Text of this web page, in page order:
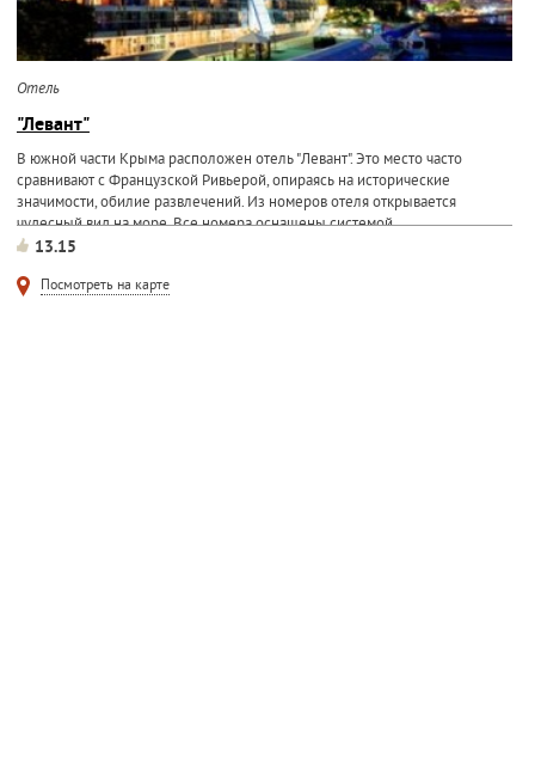
Отель
"Левант"
В южной части Крыма расположен отель "Левант". Это место часто
сравнивают с Французской Ривьерой, опираясь на исторические
значимости, обилие развлечений. Из номеров отеля открывается
чудесный вид на море. Все номера оснащены системой...
13.15
Посмотреть на карте